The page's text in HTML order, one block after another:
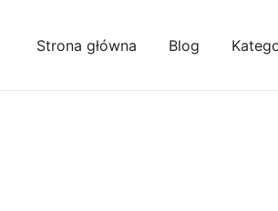
Strona główna Blog